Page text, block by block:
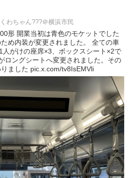
わちゃん???＠横浜市民
形 開業当初は青色のモケットでした
め内装が変更されました。 全ての車
人がけの座席×3、ボックスシート×2で
ロングシートへ変更されました。その
ました pic.x.com/tv8IsEMVli